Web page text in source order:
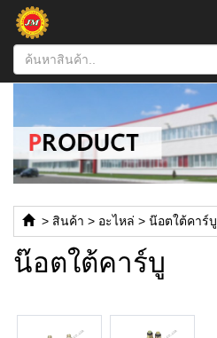
> สินค้า > อะไหล่ > น๊อตใต้คาร์บู
น๊อตใต้คาร์บู